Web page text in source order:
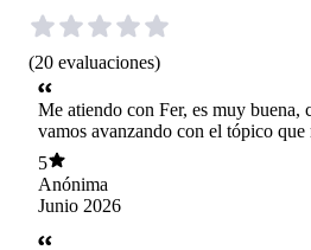
(20 evaluaciones)
Me atiendo con Fer, es muy buena,
vamos avanzando con el tópico que
realizar terapia. Te hace sentir que
espacio seguro, te da herramientas
avanzando en tu tema y trabajando
ayuda mucho. Es un 10, super
recomiendo a full!!!
5
Anónima
Junio 2026